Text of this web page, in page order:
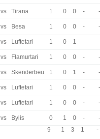
vs Tirana 1 0 0 - -
vs Besa 1 0 0 - -
vs Luftetari 1 0 1 - -
vs Flamurtari 1 0 0 - -
vs Skenderbeu 1 0 1 - -
vs Luftetari 1 0 0 - -
vs Luftetari 1 0 0 - -
vs Bylis 0 1 0 -
-
9 1 3 1 -